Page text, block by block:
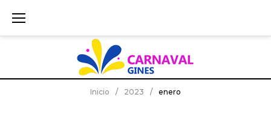
i
o
Inicio / 2023 / enero